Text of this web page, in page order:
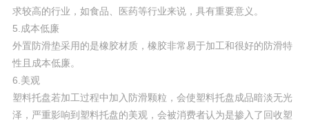
求较高的行业，如食品、医药等行业来说，具有重要意义。
5.成本低廉
外置防滑垫采用的是橡胶材质，橡胶非常易于加工和很好的防滑特
性且成本低廉。
6.美观
塑料托盘若加工过程中加入防滑颗粒，会使塑料托盘成品暗淡无光
泽，严重影响到塑料托盘的美观，会被消费者认为是掺入了回收塑